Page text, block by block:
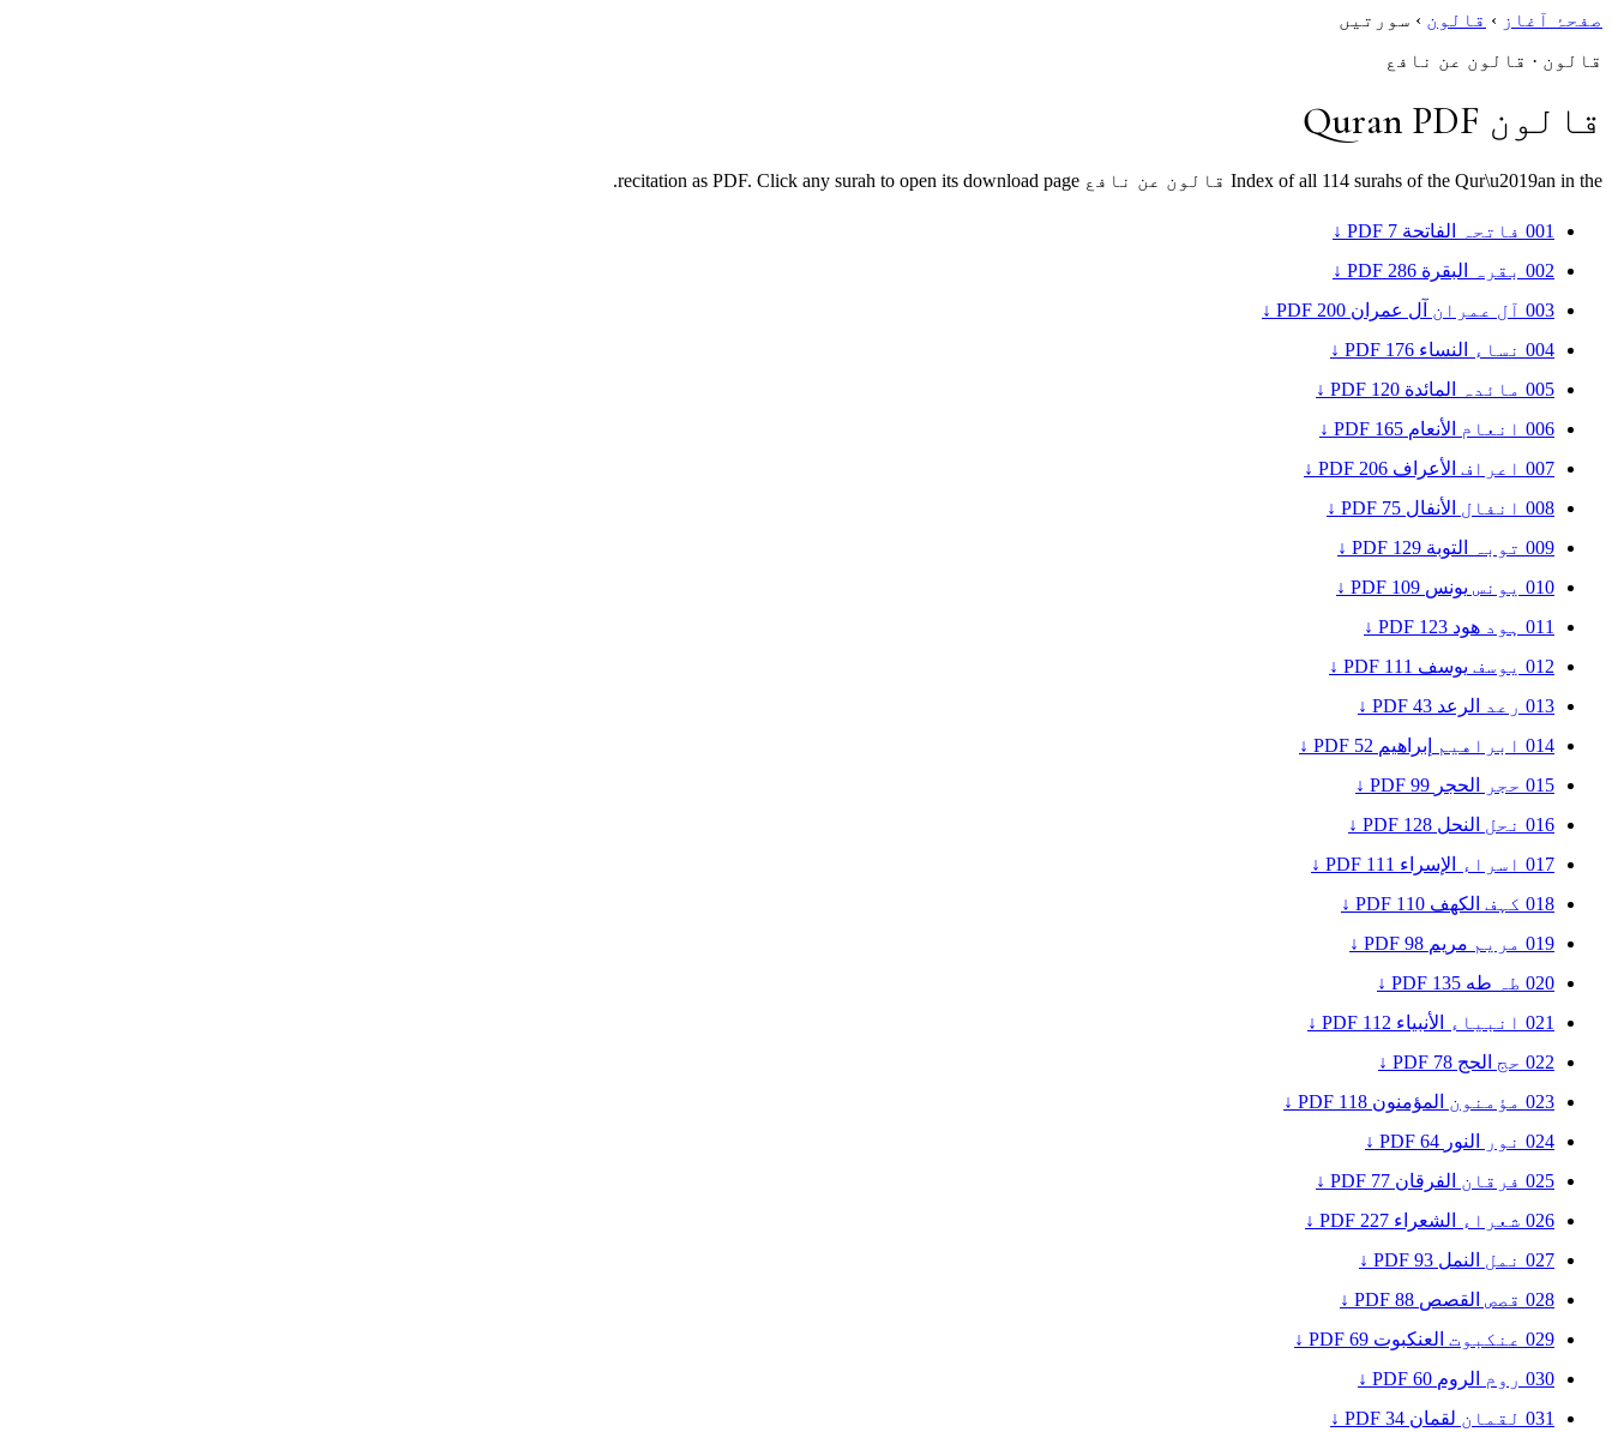
صفحۂ آغاز › قالون › سورتیں
قالون · قالون عن نافع
قالون Quran PDF
Index of all 114 surahs of the Qur\u2019an in the قالون عن نافع recitation as PDF. Click any surah to open its download page.
001 فاتحہ الفاتحة 7
PDF ↓
002 بقرہ البقرة 286
PDF ↓
003 آل عمران آل عمران 200
PDF ↓
004 نساء النساء 176
PDF ↓
005 مائدہ المائدة 120
PDF ↓
006 انعام الأنعام 165
PDF ↓
007 اعراف الأعراف 206
PDF ↓
008 انفال الأنفال 75
PDF ↓
009 توبہ التوبة 129
PDF ↓
010 یونس يونس 109
PDF ↓
011 ہود هود 123
PDF ↓
012 یوسف يوسف 111
PDF ↓
013 رعد الرعد 43
PDF ↓
014 ابراهيم إبراهيم 52
PDF ↓
015 حجر الحجر 99
PDF ↓
016 نحل النحل 128
PDF ↓
017 اسراء الإسراء 111
PDF ↓
018 کہف الكهف 110
PDF ↓
019 مریم مريم 98
PDF ↓
020 طہ طه 135
PDF ↓
021 انبیاء الأنبياء 112
PDF ↓
022 حج الحج 78
PDF ↓
023 مؤمنون المؤمنون 118
PDF ↓
024 نور النور 64
PDF ↓
025 فرقان الفرقان 77
PDF ↓
026 شعراء الشعراء 227
PDF ↓
027 نمل النمل 93
PDF ↓
028 قصص القصص 88
PDF ↓
029 عنکبوت العنكبوت 69
PDF ↓
030 روم الروم 60
PDF ↓
031 لقمان لقمان 34
PDF ↓